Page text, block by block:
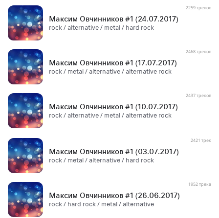
Максим Овчинников #1 (24.07.2017)
rock / alternative / metal / hard rock
2259 треков
Максим Овчинников #1 (17.07.2017)
rock / metal / alternative / alternative rock
2468 треков
Максим Овчинников #1 (10.07.2017)
rock / alternative / metal / alternative rock
2437 треков
Максим Овчинников #1 (03.07.2017)
rock / metal / alternative / hard rock
2421 трек
Максим Овчинников #1 (26.06.2017)
rock / hard rock / metal / alternative
1952 трека